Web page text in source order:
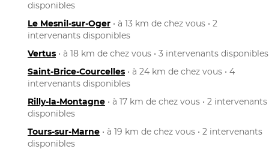
disponibles
Le Mesnil-sur-Oger • à 13 km de chez vous • 2
intervenants disponibles
Vertus • à 18 km de chez vous • 3 intervenants disponibles
Saint-Brice-Courcelles • à 24 km de chez vous • 4
intervenants disponibles
Rilly-la-Montagne • à 17 km de chez vous • 2 intervenants
disponibles
Tours-sur-Marne • à 19 km de chez vous • 2 intervenants
disponibles